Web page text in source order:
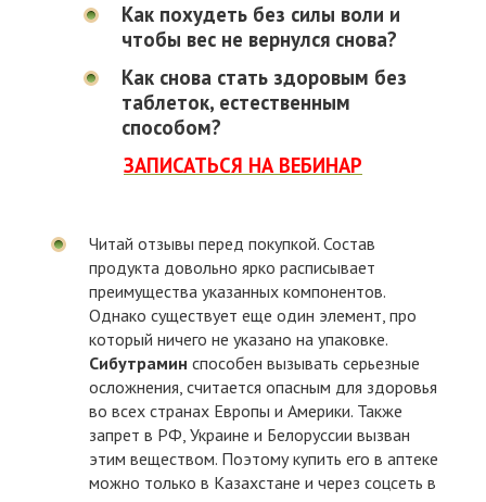
Как похудеть без силы воли и
чтобы вес не вернулся снова?
Как снова стать здоровым без
таблеток, естественным
способом?
ЗАПИСАТЬСЯ НА ВЕБИНАР
Читай отзывы перед покупкой. Состав
продукта довольно ярко расписывает
преимущества указанных компонентов.
Однако существует еще один элемент, про
который ничего не указано на упаковке.
Сибутрамин способен вызывать серьезные
осложнения, считается опасным для здоровья
во всех странах Европы и Америки. Также
запрет в РФ, Украине и Белоруссии вызван
этим веществом. Поэтому купить его в аптеке
можно только в Казахстане и через соцсеть в